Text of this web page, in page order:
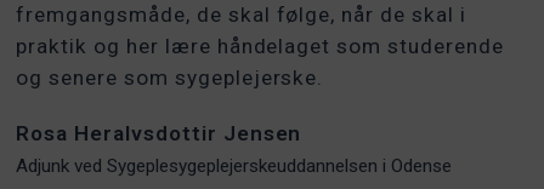
fremgangsmåde, de skal følge, når de skal i
praktik og her lære håndelaget som studerende
og senere som sygeplejerske.
Rosa Heralvsdottir Jensen
Adjunk ved Sygeplesygeplejerskeuddannelsen i Odense